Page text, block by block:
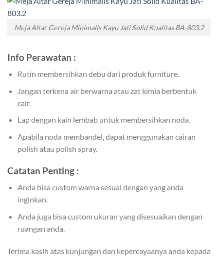
Meja Altar Gereja Minimalis Kayu Jati Solid Kualitas BA-803.2
Info Perawatan :
Rutin membersihkan debu dari produk furniture.
Jangan terkena air berwarna atau zat kimia berbentuk
cair.
Lap dengan kain lembab untuk membersihkan noda.
Apabila noda membandel, dapat menggunakan cairan
polish atau polish spray.
Catatan Penting :
Anda bisa custom warna sesuai dengan yang anda
inginkan.
Anda juga bisa custom ukuran yang disesuaikan dengan
ruangan anda.
Terima kasih atas kunjungan dan kepercayaanya anda kepada